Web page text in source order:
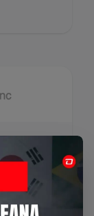
de
otimizar